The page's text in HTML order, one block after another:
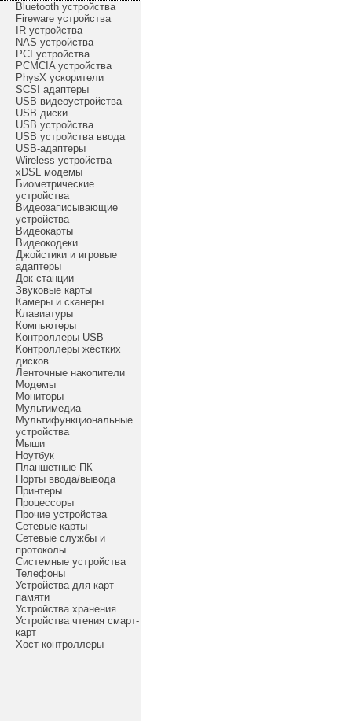
Bluetooth устройства
Fireware устройства
IR устройства
NAS устройства
PCI устройства
PCMCIA устройства
PhysX ускорители
SCSI адаптеры
USB видеоустройства
USB диски
USB устройства
USB устройства ввода
USB-адаптеры
Wireless устройства
xDSL модемы
Биометрические
устройства
Видеозаписывающие
устройства
Видеокарты
Видеокодеки
Джойстики и игровые
адаптеры
Док-станции
Звуковые карты
Камеры и сканеры
Клавиатуры
Компьютеры
Контроллеры USB
Контроллеры жёстких
дисков
Ленточные накопители
Модемы
Мониторы
Мультимедиа
Мультифункциональные
устройства
Мыши
Ноутбук
Планшетные ПК
Порты ввода/вывода
Принтеры
Процессоры
Прочие устройства
Сетевые карты
Сетевые службы и
протоколы
Системные устройства
Телефоны
Устройства для карт
памяти
Устройства хранения
Устройства чтения смарт-
карт
Хост контроллеры